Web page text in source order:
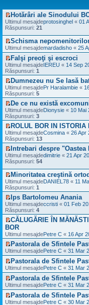
t
m
u
m
e
s
a
j
n
e
c
i
t
i
t
V
e
i
u
l
t
i
m
u
m
e
s
a
j
n
e
c
i
t
i
t
Hotărâri ale Sinodului
Ultimul mesajdeprotosinghel « 01
Răspunsuri: 21
V
e
z
i
u
l
t
i
m
u
l
m
e
s
a
j
n
e
c
i
i
t
Schisma
Ultimul mesajdemardadisho « 25
V
e
z
u
l
t
i
m
u
l
m
e
s
a
j
n
c
i
t
i
t
Falşi preoţi şi escroci
Ultimul mesajdeIEREU « 14 Sep
Răspunsuri: 1
V
e
z
u
l
t
i
m
u
l
m
e
s
a
j
n
e
c
i
t
i
t
Dumnezeu nu Se lasă
Ultimul mesajdePr Haralambie «
Răspunsuri: 5
V
e
z
u
l
t
i
m
u
l
m
e
s
a
j
n
e
c
i
t
i
t
De ce nu există
Ultimul mesajdeDionysie « 10 Mai
Răspunsuri: 3
V
e
z
u
l
i
m
u
l
m
e
s
a
j
n
e
c
i
t
i
t
ROLUL BOR IN ISTORIA
Ultimul mesajdeCosmina « 26 Apr
Răspunsuri: 13
V
e
i
u
l
t
i
m
u
l
m
e
s
a
n
e
c
i
t
i
t
Intrebari despre
Ultimul mesajdedimitrie « 21 Apr
Răspunsuri: 54
V
e
z
u
l
t
i
m
u
l
m
e
s
a
j
n
e
c
i
t
Minoritatea creştină
Ultimul mesajdeDANIEL78 « 11
Răspunsuri: 1
V
e
z
i
u
l
t
m
u
l
m
e
s
a
j
n
Ips Bartolomeu Anania
Ultimul mesajdeccristi « 01 Feb
Răspunsuri: 4
V
e
z
i
u
l
t
i
m
u
l
m
e
s
CĂLUGĂRIE ÎN
BOR
Ultimul mesajdePetre C « 16 Apr
V
e
z
i
u
l
t
i
m
u
Pastorala de Sfintele
Ultimul mesajdePetre C « 31 Mar
V
e
z
i
u
l
t
Pastorala de Sfintele
Ultimul mesajdePetre C « 31 Mar
V
e
z
i
Pastorala de Sfintele
Ultimul mesajdePetre C « 31 Mar
V
Pastorala de Sfintele
Ultimul mesajdePetre C « 30 Mar